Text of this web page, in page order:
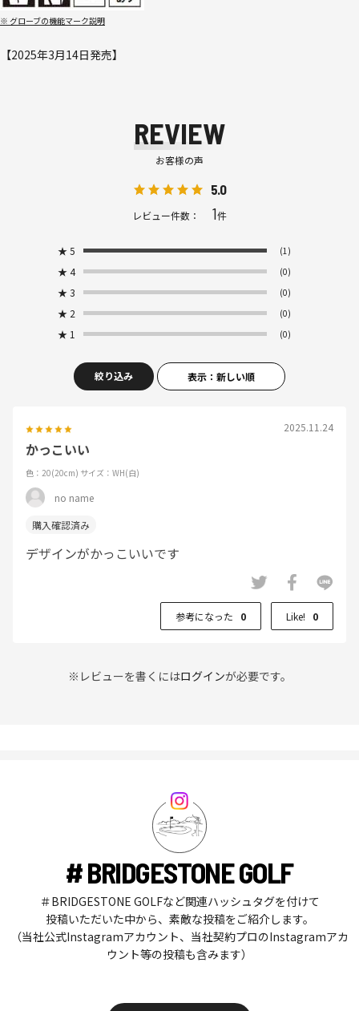
※ グローブの機能マーク説明
【2025年3月14日発売】
REVIEW
お客様の声
5.0
レビュー件数： 1件
★ 5 (1)
★ 4 (0)
★ 3 (0)
★ 2 (0)
★ 1 (0)
絞り込み 表示：新しい順
2025.11.24
かっこいい
色：20(20cm) サイズ：WH(白)
no name
デザインがかっこいいです
参考になった 0 Like! 0
※レビューを書くにはログインが必要です。
# BRIDGESTONE GOLF
＃BRIDGESTONE GOLFなど関連ハッシュタグを付けて
投稿いただいた中から、素敵な投稿をご紹介します。
（当社公式Instagramアカウント、当社契約プロのInstagramアカ
ウント等の投稿も含みます）